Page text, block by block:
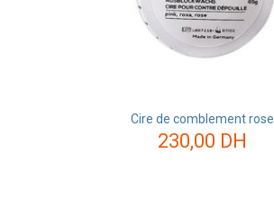
Cire de comblement rose
230,00 DH